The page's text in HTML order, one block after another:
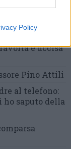
Policy
dopo un
le
e uccisa
Pino Attili
al telefono:
ho saputo della